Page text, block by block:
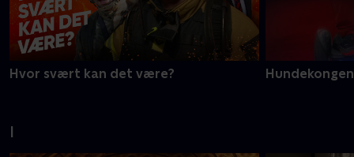
Hvor svært kan det være? Hundekongen
I